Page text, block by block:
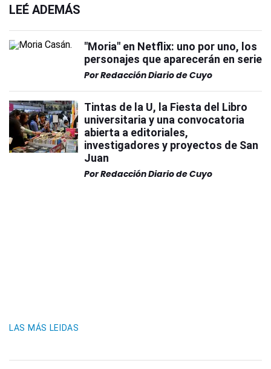
LEÉ ADEMÁS
"Moria" en Netflix: uno por uno, los
personajes que aparecerán en serie
PorRedacción Diario de Cuyo
Tintas de la U, la Fiesta del Libro
universitaria y una convocatoria
abierta a editoriales,
investigadores y proyectos de San
Juan
PorRedacción Diario de Cuyo
LAS MÁS LEIDAS